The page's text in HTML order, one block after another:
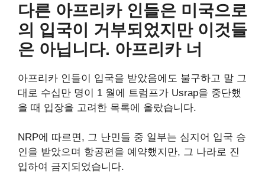
다른 아프리카 인들은 미국으로
의 입국이 거부되었지만 이것들
은 아닙니다. 아프리카 너
아프리카 인들이 입국을 받았음에도 불구하고 말 그
대로 수십만 명이 1 월에 트럼프가 Usrap을 중단했
을 때 입장을 고려한 목록에 올랐습니다.
NRP에 따르면, 그 난민들 중 일부는 심지어 입국 승
인을 받았으며 항공편을 예약했지만, 그 나라로 진
입하여 금지되었습니다.